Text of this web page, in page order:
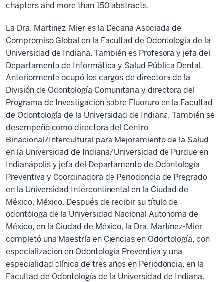
chapters and more than 150 abstracts.
La Dra. Martinez-Mier es la Decana Asociada de
Compromiso Global en la Facultad de Odontología de la
Universidad de Indiana. También es Profesora y jefa del
Departamento de Informática y Salud Pública Dental.
Anteriormente ocupó los cargos de directora de la
División de Odontología Comunitaria y directora del
Programa de Investigación sobre Fluoruro en la Facultad
de Odontología de la Universidad de Indiana. También se
desempeñó como directora del Centro
Binacional/Intercultural para Mejoramiento de la Salud
en la Universidad de Indiana/Universidad de Purdue en
Indianápolis y jefa del Departamento de Odontología
Preventiva y Coordinadora de Periodoncia de Pregrado
en la Universidad Intercontinental en la Ciudad de
México, México. Después de recibir su título de
odontóloga de la Universidad Nacional Autónoma de
México, en la Ciudad de México, la Dra. Martínez-Mier
completó una Maestría en Ciencias en Odontología, con
especialización en Odontología Preventiva y una
especialidad clínica de tres años en Periodoncia, en la
Facultad de Odontología de la Universidad de Indiana.